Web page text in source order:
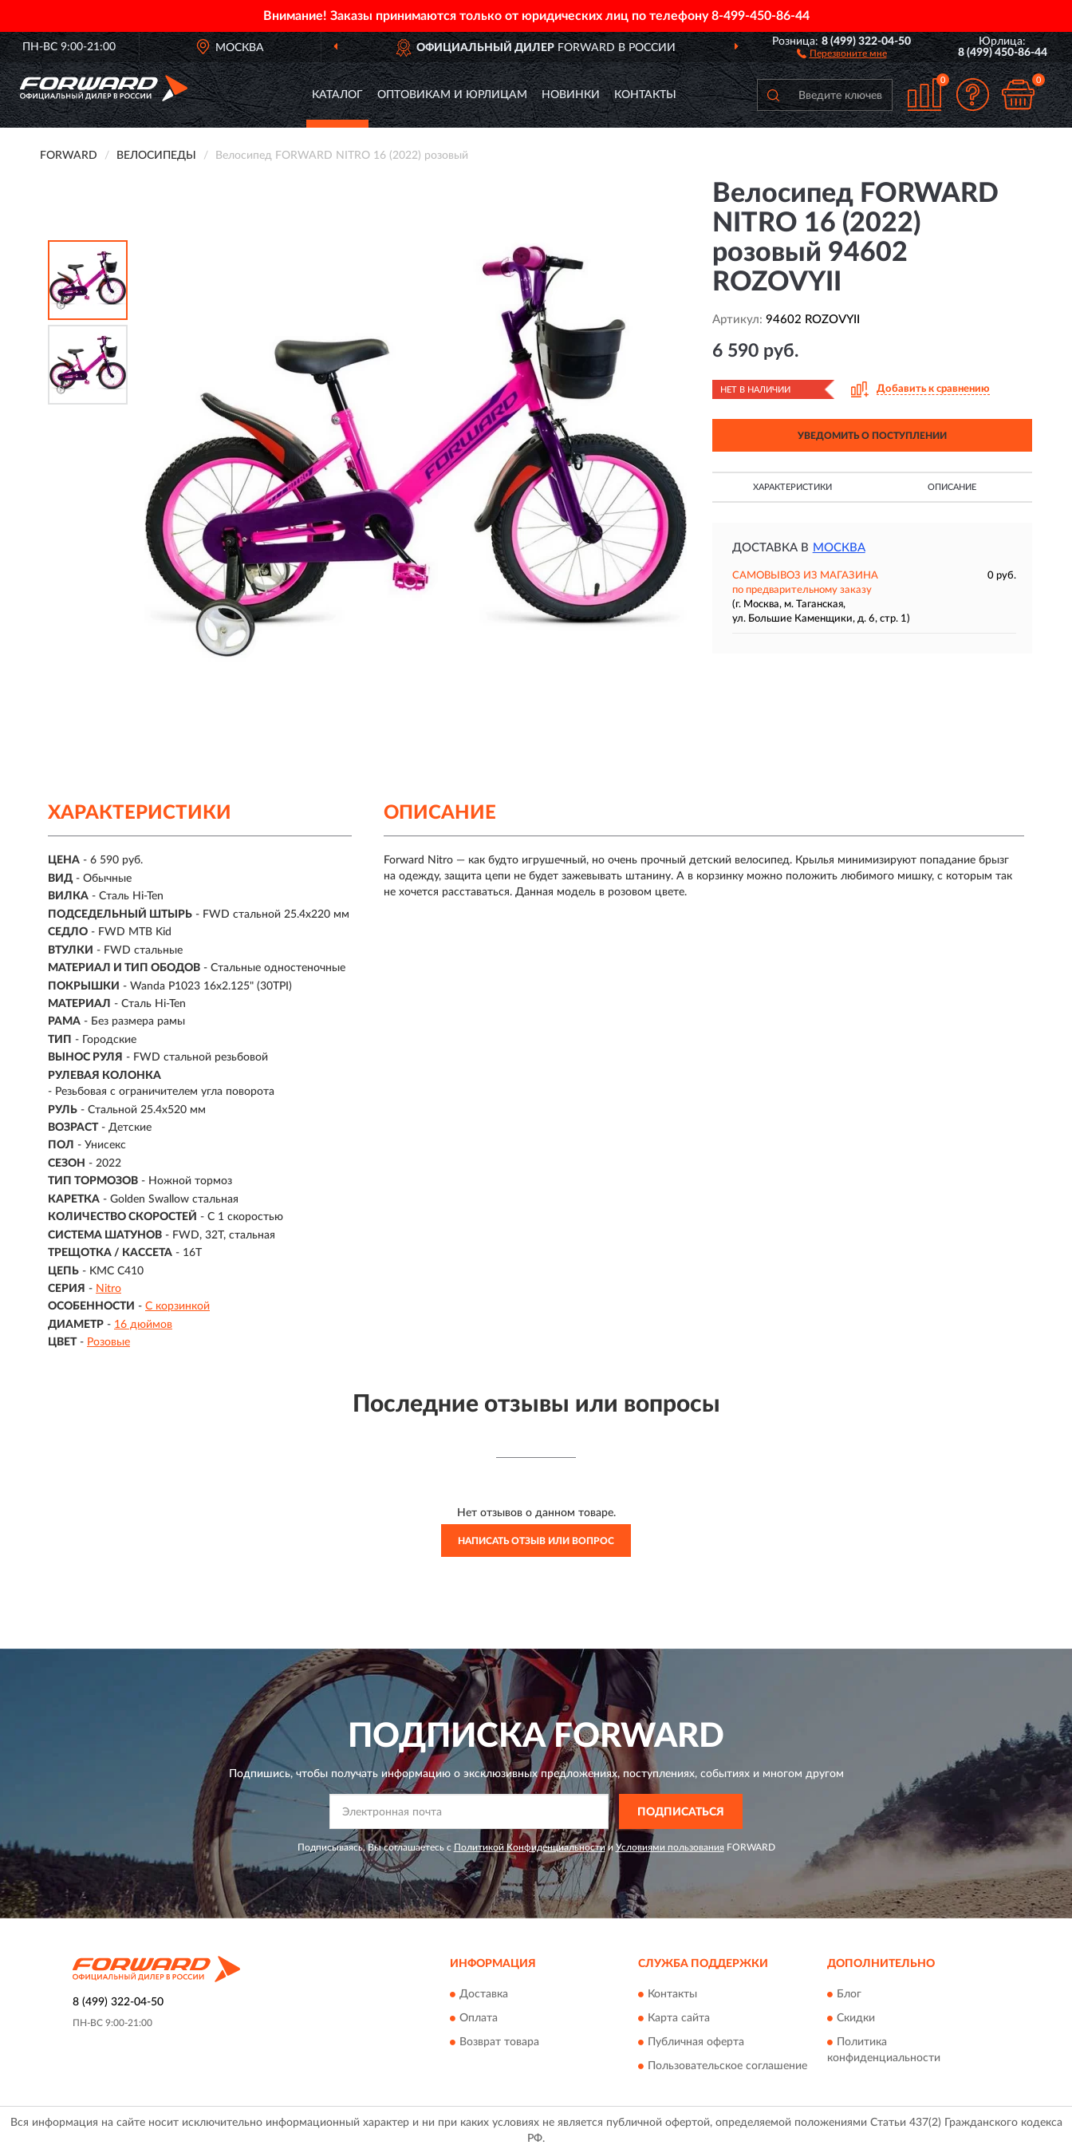
Внимание! Заказы принимаются только от юридических лиц по телефону8-499-450-86-44
ПН-ВС 9:00-21:00 МОСКВА ОФИЦИАЛЬНЫЙ ДИЛЕРFORWARD В РОССИИ ДОСТАВИМПО ВСЕЙ РОССИИ
Розница:8 (499) 322-04-50
Перезвоните мне
Юрлица:
8 (499) 450-86-44
КАТАЛОГ ОПТОВИКАМ И ЮРЛИЦАМ НОВИНКИ КОНТАКТЫ
0 0
FORWARD ВЕЛОСИПЕДЫ Велосипед FORWARD NITRO 16 (2022) розовый
Велосипед FORWARD
NITRO 16 (2022)
розовый 94602
ROZOVYII
Артикул: 94602 ROZOVYII
6 590 руб.
НЕТ В НАЛИЧИИ Добавить к сравнению
УВЕДОМИТЬ О ПОСТУПЛЕНИИ
ХАРАКТЕРИСТИКИ ОПИСАНИЕ
ДОСТАВКА В МОСКВА
САМОВЫВОЗ ИЗ МАГАЗИНА
0 руб.
по предварительному заказу
(г. Москва, м. Таганская,
ул. Большие Каменщики, д. 6, стр. 1)
ХАРАКТЕРИСТИКИ
ЦЕНА - 6 590 руб.
ВИД - Обычные
ВИЛКА - Сталь Hi-Ten
ПОДСЕДЕЛЬНЫЙ ШТЫРЬ - FWD стальной 25.4x220 мм
СЕДЛО - FWD MTB Kid
ВТУЛКИ - FWD стальные
МАТЕРИАЛ И ТИП ОБОДОВ - Стальные одностеночные
ПОКРЫШКИ - Wanda P1023 16x2.125" (30TPI)
МАТЕРИАЛ - Сталь Hi-Ten
РАМА - Без размера рамы
ТИП - Городские
ВЫНОС РУЛЯ - FWD стальной резьбовой
РУЛЕВАЯ КОЛОНКА
- Резьбовая с ограничителем угла поворота
РУЛЬ - Стальной 25.4х520 мм
ВОЗРАСТ - Детские
ПОЛ - Унисекс
СЕЗОН - 2022
ТИП ТОРМОЗОВ - Ножной тормоз
КАРЕТКА - Golden Swallow стальная
КОЛИЧЕСТВО СКОРОСТЕЙ - С 1 скоростью
СИСТЕМА ШАТУНОВ - FWD, 32T, cтальная
ТРЕЩОТКА / КАССЕТА - 16T
ЦЕПЬ - KMC C410
СЕРИЯ - Nitro
ОСОБЕННОСТИ - С корзинкой
ДИАМЕТР - 16 дюймов
ЦВЕТ - Розовые
ОПИСАНИЕ
Forward Nitro — как будто игрушечный, но очень прочный детский велосипед. Крылья минимизируют попадание брызг
на одежду, защита цепи не будет зажевывать штанину. А в корзинку можно положить любимого мишку, с которым так
не хочется расставаться. Данная модель в розовом цвете.
Последние отзывы или вопросы
Нет отзывов о данном товаре.
НАПИСАТЬ ОТЗЫВ ИЛИ ВОПРОС
ПОДПИСКАFORWARD
Подпишись, чтобы получать информацию о эксклюзивных предложениях,поступлениях, событиях и многом другом
ПОДПИСАТЬСЯ
Подписываясь, Вы соглашаетесь с Политикой Конфиденциальности и Условиями пользования FORWARD
8 (499) 322-04-50
ПН-ВС 9:00-21:00
ИНФОРМАЦИЯ
Доставка
Оплата
Возврат товара
СЛУЖБА ПОДДЕРЖКИ
Контакты
Карта сайта
Публичная оферта
Пользовательское соглашение
ДОПОЛНИТЕЛЬНО
Блог
Скидки
Политика
конфиденциальности
Вся информация на сайте носит исключительно информационный характер и ни при каких условиях не является публичной офертой, определяемой положениями Статьи 437(2) Гражданского кодекса
РФ.